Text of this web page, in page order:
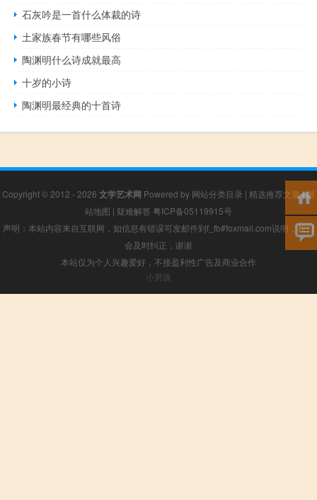
石灰吟是一首什么体裁的诗
土家族春节有哪些风俗
陶渊明什么诗成就最高
十岁的小诗
陶渊明最经典的十首诗
Copyright © 2012 - 2026 文学艺术网 Powered by 网站分类目录 | 精选推荐文章|网
站地图 | 疑难解答 粤ICP备05119915号
声明：本站内容来自互联网，如信息有错误可发邮件到f_fb#foxmail.com说明，我们
会及时纠正，谢谢
本站仅为个人兴趣爱好，不接盈利性广告及商业合作
小男孩